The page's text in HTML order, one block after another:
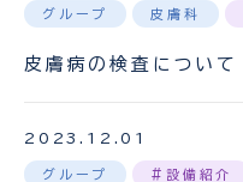
グループ 皮膚科
皮膚病の検査について
2023.12.01
グループ #設備紹介